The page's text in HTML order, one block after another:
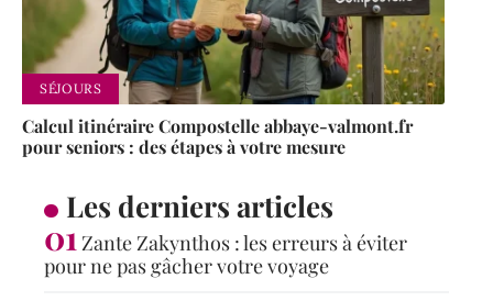
SÉJOURS
Calcul itinéraire Compostelle abbaye-valmont.fr
pour seniors : des étapes à votre mesure
Les derniers articles
Zante Zakynthos : les erreurs à éviter
pour ne pas gâcher votre voyage